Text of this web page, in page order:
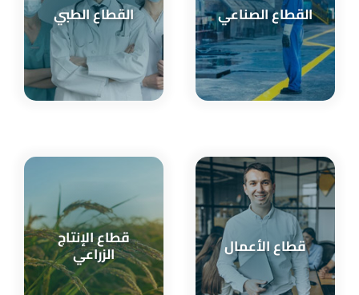
القطاع الصناعي القطاع الطبي
قطاع الأعمال قطاع الإنتاج
الزراعي